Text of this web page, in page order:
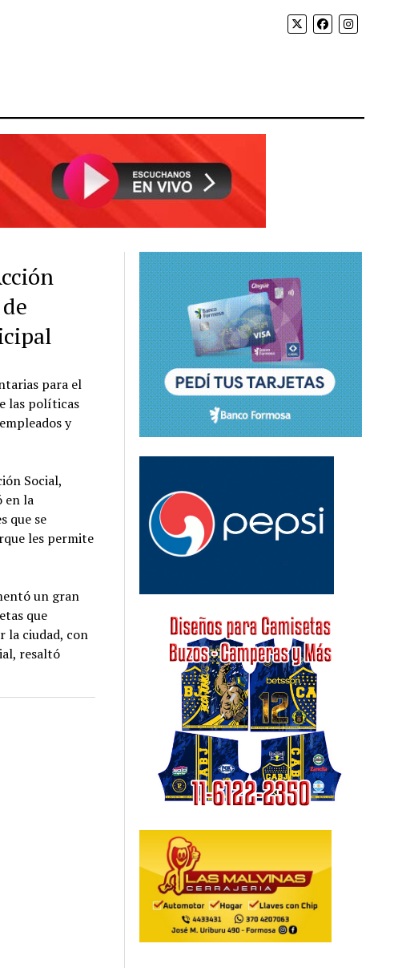
para el
las políticas
y
Social,
en la
que se
les permite
un gran
que
la ciudad, con
resaltó